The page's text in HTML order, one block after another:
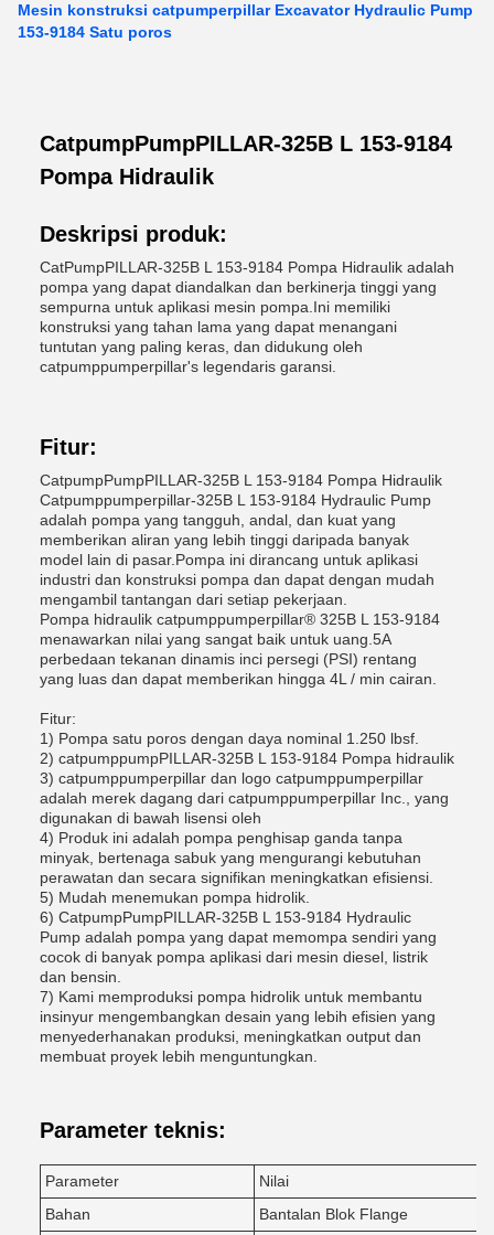
Mesin konstruksi catpumperpillar Excavator Hydraulic Pump
153-9184 Satu poros
CatpumpPumpPILLAR-325B L 153-9184
Pompa Hidraulik
Deskripsi produk:
CatPumpPILLAR-325B L 153-9184 Pompa Hidraulik adalah
pompa yang dapat diandalkan dan berkinerja tinggi yang
sempurna untuk aplikasi mesin pompa.Ini memiliki
konstruksi yang tahan lama yang dapat menangani
tuntutan yang paling keras, dan didukung oleh
catpumppumperpillar's legendaris garansi.
Fitur:
CatpumpPumpPILLAR-325B L 153-9184 Pompa Hidraulik
Catpumppumperpillar-325B L 153-9184 Hydraulic Pump
adalah pompa yang tangguh, andal, dan kuat yang
memberikan aliran yang lebih tinggi daripada banyak
model lain di pasar.Pompa ini dirancang untuk aplikasi
industri dan konstruksi pompa dan dapat dengan mudah
mengambil tantangan dari setiap pekerjaan.
Pompa hidraulik catpumppumperpillar® 325B L 153-9184
menawarkan nilai yang sangat baik untuk uang.5A
perbedaan tekanan dinamis inci persegi (PSI) rentang
yang luas dan dapat memberikan hingga 4L / min cairan.
Fitur:
1) Pompa satu poros dengan daya nominal 1.250 lbsf.
2) catpumppumpPILLAR-325B L 153-9184 Pompa hidraulik
3) catpumppumperpillar dan logo catpumppumperpillar
adalah merek dagang dari catpumppumperpillar Inc., yang
digunakan di bawah lisensi oleh
4) Produk ini adalah pompa penghisap ganda tanpa
minyak, bertenaga sabuk yang mengurangi kebutuhan
perawatan dan secara signifikan meningkatkan efisiensi.
5) Mudah menemukan pompa hidrolik.
6) CatpumpPumpPILLAR-325B L 153-9184 Hydraulic
Pump adalah pompa yang dapat memompa sendiri yang
cocok di banyak pompa aplikasi dari mesin diesel, listrik
dan bensin.
7) Kami memproduksi pompa hidrolik untuk membantu
insinyur mengembangkan desain yang lebih efisien yang
menyederhanakan produksi, meningkatkan output dan
membuat proyek lebih menguntungkan.
Parameter teknis:
Parameter
Nilai
Bahan
Bantalan Blok Flange